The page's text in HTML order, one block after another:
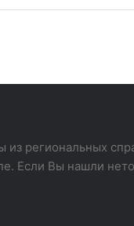
региональных
Если Вы нашли